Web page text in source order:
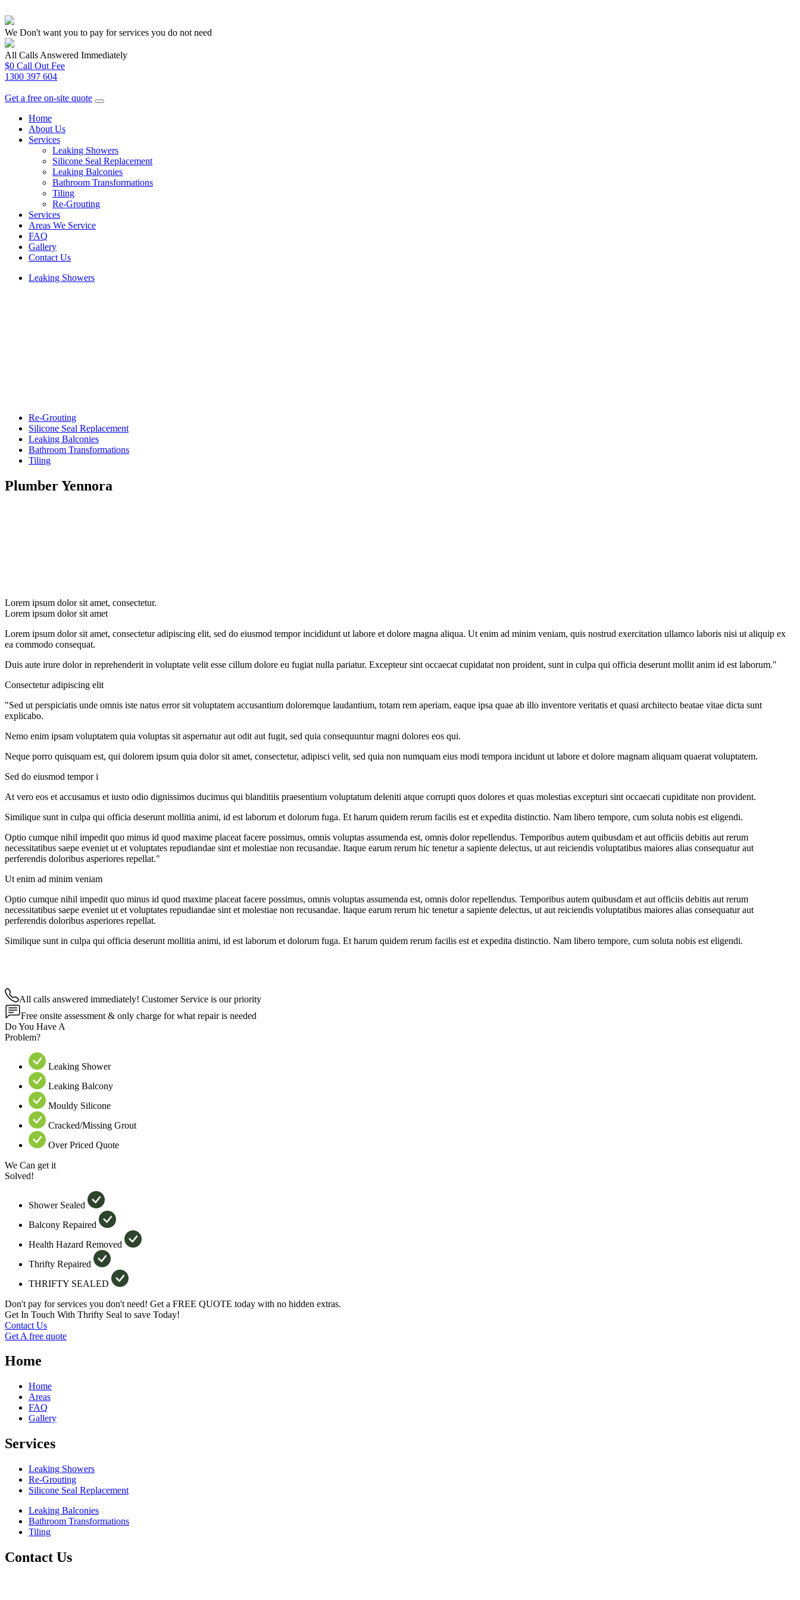
We Don't want you to pay for services you do not need
All Calls Answered Immediately
$0 Call Out Fee
1300 397 604
Get a free on-site quote
Home
About Us
Services
Leaking Showers
Silicone Seal Replacement
Leaking Balconies
Bathroom Transformations
Tiling
Re-Grouting
Services
Areas We Service
FAQ
Gallery
Contact Us
Leaking Showers
Re-Grouting
Silicone Seal Replacement
Leaking Balconies
Bathroom Transformations
Tiling
Plumber Yennora
Lorem ipsum dolor sit amet, consectetur.
Lorem ipsum dolor sit amet
Lorem ipsum dolor sit amet, consectetur adipiscing elit, sed do eiusmod tempor incididunt ut labore et dolore magna aliqua. Ut enim ad minim veniam, quis nostrud exercitation ullamco laboris nisi ut aliquip ex
ea commodo consequat.
Duis aute irure dolor in reprehenderit in voluptate velit esse cillum dolore eu fugiat nulla pariatur. Excepteur sint occaecat cupidatat non proident, sunt in culpa qui officia deserunt mollit anim id est laborum."
Consectetur adipiscing elit
"Sed ut perspiciatis unde omnis iste natus error sit voluptatem accusantium doloremque laudantium, totam rem aperiam, eaque ipsa quae ab illo inventore veritatis et quasi architecto beatae vitae dicta sunt
explicabo.
Nemo enim ipsam voluptatem quia voluptas sit aspernatur aut odit aut fugit, sed quia consequuntur magni dolores eos qui.
Neque porro quisquam est, qui dolorem ipsum quia dolor sit amet, consectetur, adipisci velit, sed quia non numquam eius modi tempora incidunt ut labore et dolore magnam aliquam quaerat voluptatem.
Sed do eiusmod tempor i
At vero eos et accusamus et iusto odio dignissimos ducimus qui blanditiis praesentium voluptatum deleniti atque corrupti quos dolores et quas molestias excepturi sint occaecati cupiditate non provident.
Similique sunt in culpa qui officia deserunt mollitia animi, id est laborum et dolorum fuga. Et harum quidem rerum facilis est et expedita distinctio. Nam libero tempore, cum soluta nobis est eligendi.
Optio cumque nihil impedit quo minus id quod maxime placeat facere possimus, omnis voluptas assumenda est, omnis dolor repellendus. Temporibus autem quibusdam et aut officiis debitis aut rerum
necessitatibus saepe eveniet ut et voluptates repudiandae sint et molestiae non recusandae. Itaque earum rerum hic tenetur a sapiente delectus, ut aut reiciendis voluptatibus maiores alias consequatur aut
perferendis doloribus asperiores repellat."
Ut enim ad minim veniam
Optio cumque nihil impedit quo minus id quod maxime placeat facere possimus, omnis voluptas assumenda est, omnis dolor repellendus. Temporibus autem quibusdam et aut officiis debitis aut rerum
necessitatibus saepe eveniet ut et voluptates repudiandae sint et molestiae non recusandae. Itaque earum rerum hic tenetur a sapiente delectus, ut aut reiciendis voluptatibus maiores alias consequatur aut
perferendis doloribus asperiores repellat.
Similique sunt in culpa qui officia deserunt mollitia animi, id est laborum et dolorum fuga. Et harum quidem rerum facilis est et expedita distinctio. Nam libero tempore, cum soluta nobis est eligendi.
All calls answered immediately! Customer Service is our priority
Free onsite assessment & only charge for what repair is needed
Do You Have A
Problem?
Leaking Shower
Leaking Balcony
Mouldy Silicone
Cracked/Missing Grout
Over Priced Quote
We Can get it
Solved!
Shower Sealed
Balcony Repaired
Health Hazard Removed
Thrifty Repaired
THRIFTY SEALED
Don't pay for services you don't need! Get a FREE QUOTE today with no hidden extras.
Get In Touch With Thrifty Seal to save Today!
Contact Us
Get A free quote
Home
Home
Areas
FAQ
Gallery
Services
Leaking Showers
Re-Grouting
Silicone Seal Replacement
Leaking Balconies
Bathroom Transformations
Tiling
Contact Us